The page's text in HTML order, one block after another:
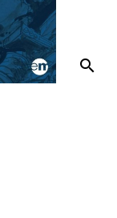
search